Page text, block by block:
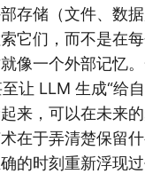
存储（文件、数
它们，而不是在
像一个外部记忆
让 LLM 生成“给
来，可以在未来
在于弄清楚保留
的时刻重新浮现